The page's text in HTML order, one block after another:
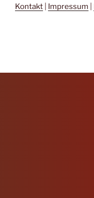
Kontakt Impressum